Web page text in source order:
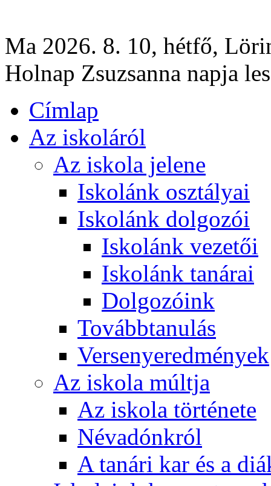
Ma 2026. 8. 10, hétfő,
Holnap Zsuzsanna napja
Címlap
Az iskoláról
Az iskola jelene
Iskolánk osztályai
Iskolánk dolgozói
Iskolánk vezetői
Iskolánk tanárai
Dolgozóink
Továbbtanulás
Versenyeredmények
Az iskola múltja
Az iskola története
Névadónkról
A tanári kar és a